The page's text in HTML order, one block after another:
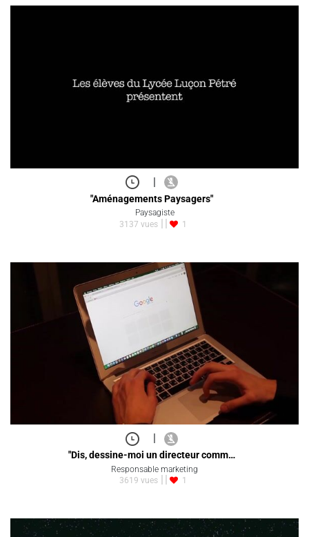
|
"Aménagements Paysagers"
Paysagiste
3137 vues
1
|
"Dis, dessine-moi un directeur comm…
Responsable marketing
3619 vues
1